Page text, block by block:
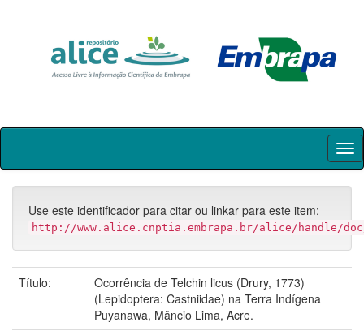
Skip
Use este identificador para citar ou linkar para este item:
http://www.alice.cnptia.embrapa.br/alice/handle/doc/
Título:
Ocorrência de Telchin licus (Drury, 1773)
(Lepidoptera: Castniidae) na Terra Indígena
Puyanawa, Mâncio Lima, Acre.